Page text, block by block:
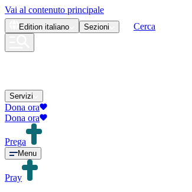
Vai al contenuto principale
Edition italiano Sezioni Cerca
Servizi
Dona ora
Dona ora
Prega
Menu
Pray